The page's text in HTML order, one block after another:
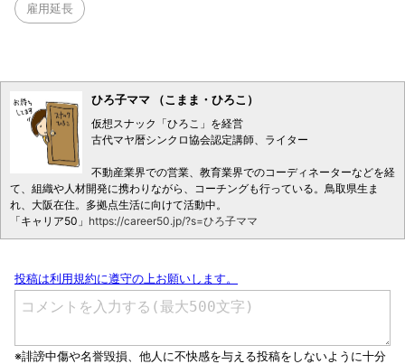
雇用延長
ひろ子ママ （こまま・ひろこ）
仮想スナック「ひろこ」を経営
古代マヤ暦シンクロ協会認定講師、ライター
不動産業界での営業、教育業界でのコーディネーターなどを経
て、組織や人材開発に携わりながら、コーチングも行っている。鳥取県生ま
れ、大阪在住。多拠点生活に向けて活動中。
「キャリア50」 https://career50.jp/?s=ひろ子ママ